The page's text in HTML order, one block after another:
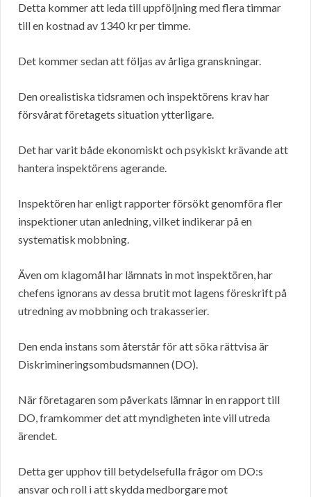
Detta kommer att leda till uppföljning med flera timmar
till en kostnad av 1340 kr per timme.
Det kommer sedan att följas av årliga granskningar.
Den orealistiska tidsramen och inspektörens krav har
försvårat företagets situation ytterligare.
Det har varit både ekonomiskt och psykiskt krävande att
hantera inspektörens agerande.
Inspektören har enligt rapporter försökt genomföra fler
inspektioner utan anledning, vilket indikerar på en
systematisk mobbning.
Även om klagomål har lämnats in mot inspektören, har
chefens ignorans av dessa brutit mot lagens föreskrift på
utredning av mobbning och trakasserier.
Den enda instans som återstår för att söka rättvisa är
Diskrimineringsombudsmannen (DO).
När företagaren som påverkats lämnar in en rapport till
DO, framkommer det att myndigheten inte vill utreda
ärendet.
Detta ger upphov till betydelsefulla frågor om DO:s
ansvar och roll i att skydda medborgare mot